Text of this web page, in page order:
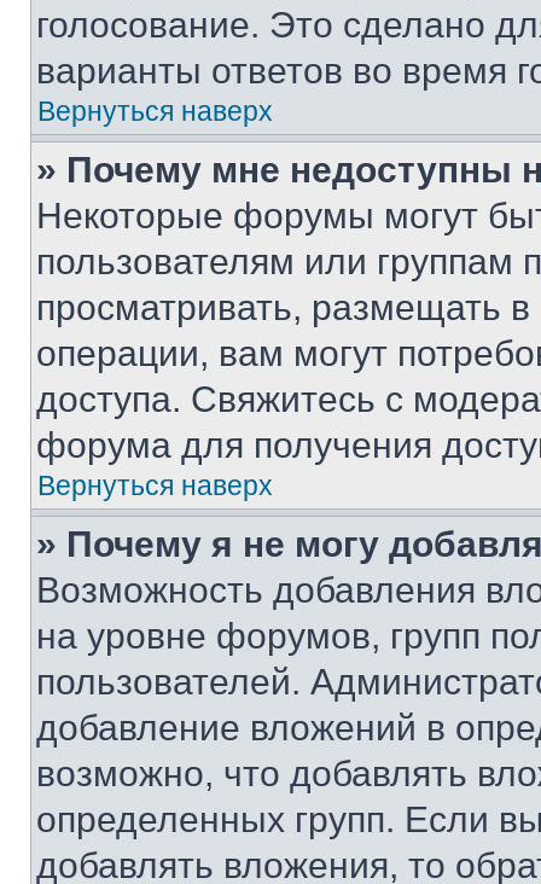
голосование. Это сделано
варианты ответов во время
Вернуться наверх
» Почему мне недоступны
Некоторые форумы могут
пользователям или группам
просматривать, размещать
операции, вам могут
доступа. Свяжитесь с
форума для получения
Вернуться наверх
» Почему я не могу
Возможность добавления
на уровне форумов, групп
пользователей.
добавление вложений в
возможно, что добавлять
определенных групп. Если
добавлять вложения, то